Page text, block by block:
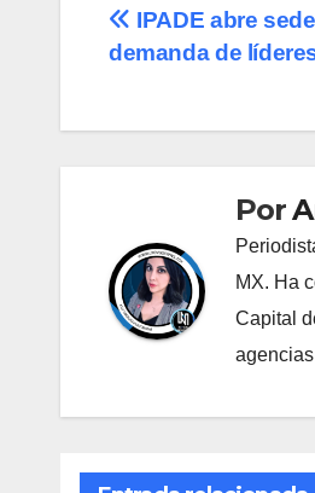
entradas
IPADE abre
demanda de
Por
MX. Ha
Capital